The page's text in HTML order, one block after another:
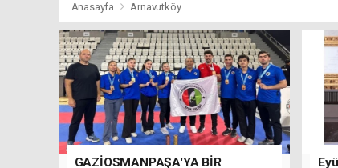
Anasayfa Arnavutköy
GAZİOSMANPAŞA'YA BİR